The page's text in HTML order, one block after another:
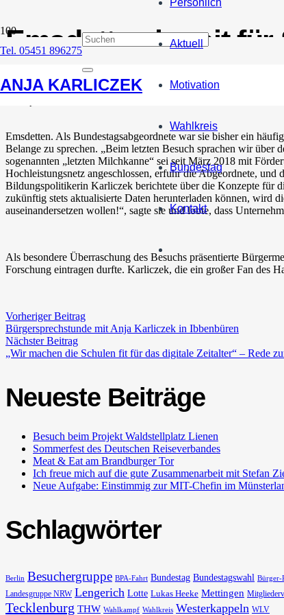
Tel. 05451 896275
ANJA KARLICZEK
Aktuell
Motivation
Wahlkreis
Bundestag
Kontakt
Emsdetten bereit
Rathaus
Emsdetten. Als Bundestagsabgeordnete war sie bisher ein
Belange zu sprechen. „Beim letzten Besuch sprachen wir
sogenannten „letzten Milchkanne“ sei seit März 2018 mit
Hochleistungsnetz angeschlossen, erfuhr die Abgeordnete,
Bildungspolitikerin Karliczek berichtete über die Konzepte für
zukünftig stets aktualisierte Daten herunterladen können, wird
auseinandersetzen wollen!“, sagte sie und lobte, dass
Als besondere Überraschung des Besuchs präsentierte
Forschung eintragen durfte. Karliczek, die ein großer Fan des
Vorheriger Beitrag
Bürgersprechstunde mit Anja Karliczek in Ibbenbüren
Nächster Beitrag
„Wir machen die Schulen fit für das digitale Zeitalter“ – Rede
Neueste Beiträge
Besuch beim Projekt Waldstellplatz Lienen
Sommerfest des Deutschen Reiseverbandes
Meat & Eat am Brandburger Tor
Ich freue mich auf die gute Zusammenarbeit mit Stefan
Neue Aufgabe: Einstimmig zur MIT-Chefin im
Schlagwörter
Berlin Besuchergruppe BPA-Fahrt Bundestag Bundestagswahl Bürger-
Landesgruppe NRW Lengerich Lotte Lukas Heeke Mettingen
Tecklenburg THW Wahlkampf Wahlkreis Westerkappeln WLV